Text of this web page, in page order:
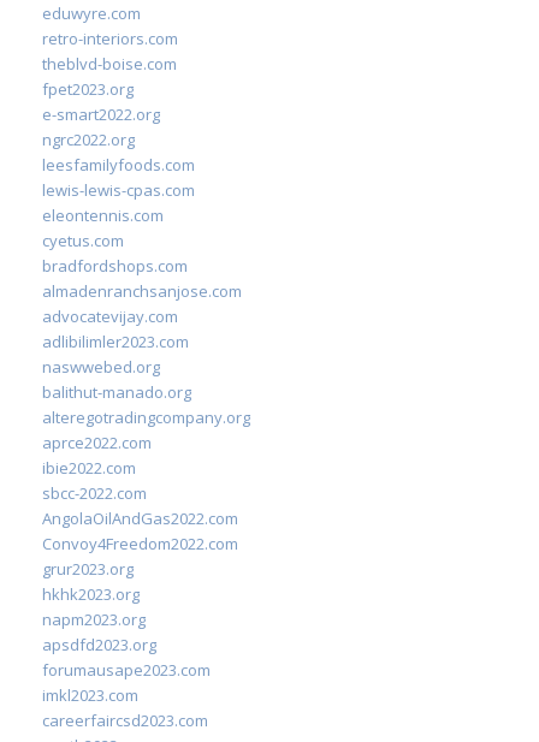
eduwyre.com
retro-interiors.com
theblvd-boise.com
fpet2023.org
e-smart2022.org
ngrc2022.org
leesfamilyfoods.com
lewis-lewis-cpas.com
eleontennis.com
cyetus.com
bradfordshops.com
almadenranchsanjose.com
advocatevijay.com
adlibilimler2023.com
naswwebed.org
balithut-manado.org
alteregotradingcompany.org
aprce2022.com
ibie2022.com
sbcc-2022.com
AngolaOilAndGas2022.com
Convoy4Freedom2022.com
grur2023.org
hkhk2023.org
napm2023.org
apsdfd2023.org
forumausape2023.com
imkl2023.com
careerfaircsd2023.com